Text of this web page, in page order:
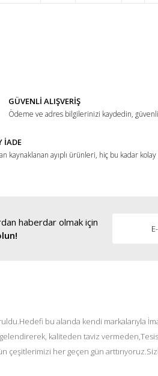
GÜVENLİ ALIŞVERİŞ
Ödeme ve adres bilgilerinizi kaydedin, güvenli
İADE
kaynaklanan ayıplı ürünleri, hiç bu kadar kolay
haberdar olmak için
bu alanda kendi markalarıyla
kaliteden taviz
her geçen gün